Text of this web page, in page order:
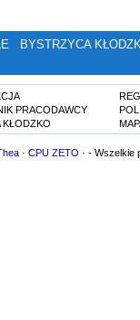
BYSTRZYCA
PRACODAWCY
KŁODZKO
· CPU ZETO · - Wszelkie